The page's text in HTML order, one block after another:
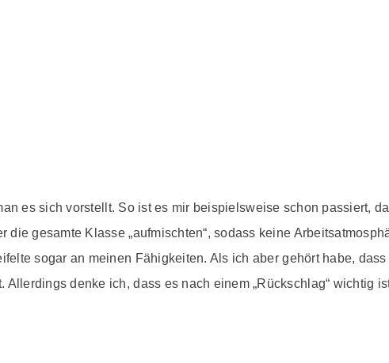
es sich vorstellt. So ist es mir beispielsweise schon passiert,
gesamte Klasse „aufmischten“, sodass keine
sogar an meinen Fähigkeiten. Als ich aber gehört habe,
denke ich, dass es nach einem „Rückschlag“ wichtig